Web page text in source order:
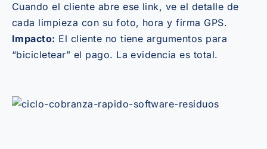
Cuando el cliente abre ese link, ve el detalle de
cada limpieza con su foto, hora y firma GPS.
Impacto: El cliente no tiene argumentos para
“bicicletear” el pago. La evidencia es total.